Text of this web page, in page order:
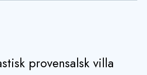
provensalsk villa